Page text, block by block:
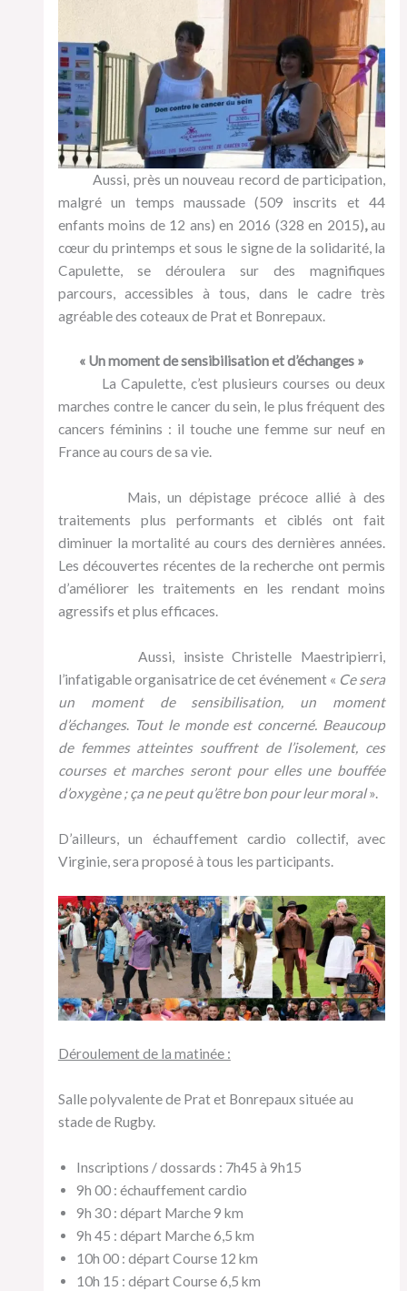
Aussi, près un nouveau record de participation,
malgré un temps maussade (509 inscrits et 44
enfants moins de 12 ans) en 2016 (328 en 2015),au
cœur du printemps et sous le signe de la solidarité, la
Capulette, se déroulera sur des magnifiques
parcours, accessibles à tous, dans le cadre très
agréable des coteaux de Prat et Bonrepaux.
« Un moment de sensibilisation et d’échanges »
La Capulette, c’est plusieurs courses ou deux
marches contre le cancer du sein, le plus fréquent des
cancers féminins : il touche une femme sur neuf en
France au cours de sa vie.
Mais, un dépistage précoce allié à des
traitements plus performants et ciblés ont fait
diminuer la mortalité au cours des dernières années.
Les découvertes récentes de la recherche ont permis
d’améliorer les traitements en les rendant moins
agressifs et plus efficaces.
Aussi, insiste Christelle Maestripierri,
l’infatigable organisatrice de cet événement « Ce sera
un moment de sensibilisation, un moment
d’échanges.Tout le monde est concerné. Beaucoup
de femmes atteintes souffrent de l’isolement, ces
courses et marches seront pour elles une bouffée
d’oxygène ; ça ne peut qu’être bon pour leur moral».
D’ailleurs, un échauffement cardio collectif, avec
Virginie, sera proposé à tous les participants.
Déroulement de la matinée :
Salle polyvalente de Prat et Bonrepaux située au
stade de Rugby.
Inscriptions / dossards : 7h45 à 9h15
9h 00 : échauffement cardio
9h 30 : départ Marche 9 km
9h 45 : départ Marche 6,5 km
10h 00 : départ Course 12 km
10h 15 : départ Course 6,5 km